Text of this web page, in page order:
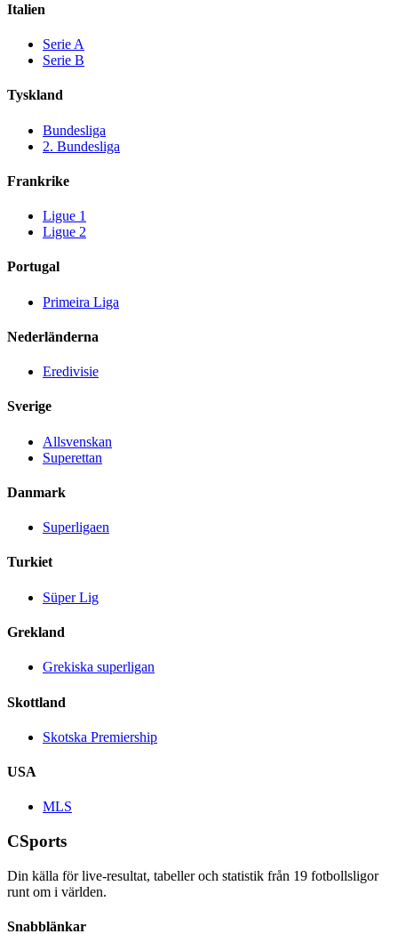
Italien
Serie A
Serie B
Tyskland
Bundesliga
2. Bundesliga
Frankrike
Ligue 1
Ligue 2
Portugal
Primeira Liga
Nederländerna
Eredivisie
Sverige
Allsvenskan
Superettan
Danmark
Superligaen
Turkiet
Süper Lig
Grekland
Grekiska superligan
Skottland
Skotska Premiership
USA
MLS
CSports
Din källa för live-resultat, tabeller och statistik från 19 fotbollsligor
runt om i världen.
Snabblänkar